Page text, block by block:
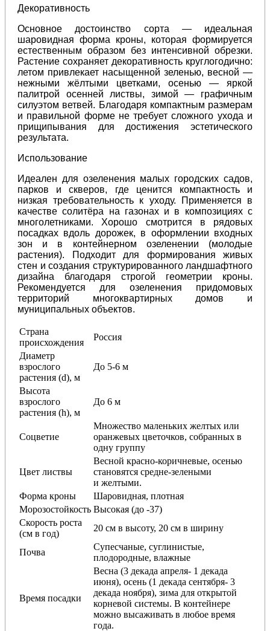
Декоративность
Основное достоинство сорта — идеальная
шаровидная форма кроны, которая формируется
естественным образом без интенсивной обрезки.
Растение сохраняет декоративность круглогодично:
летом привлекает насыщенной зеленью, весной —
нежными жёлтыми цветками, осенью — яркой
палитрой осенней листвы, зимой — графичным
силуэтом ветвей. Благодаря компактным размерам
и правильной форме не требует сложного ухода и
прищипывания для достижения эстетического
результата.
Использование
Идеален для озеленения малых городских садов,
парков и скверов, где ценится компактность и
низкая требовательность к уходу. Применяется в
качестве солитёра на газонах и в композициях с
многолетниками. Хорошо смотрится в рядовых
посадках вдоль дорожек, в оформлении входных
зон и в контейнерном озеленении (молодые
растения). Подходит для формирования живых
стен и создания структурированного ландшафтного
дизайна благодаря строгой геометрии кроны.
Рекомендуется для озеленения придомовых
территорий многоквартирных домов и
муниципальных объектов.
Страна
происхождения
Россия
Диаметр
взрослого
растения (d), м
До 5-6 м
Высота
взрослого
растения (h), м
До 6 м
Соцветие
Множество маленьких желтых или
оранжевых цветочков, собранных в
одну группу
Цвет листвы
Весной красно-коричневые, осенью
становятся средне-зелеными
и желтыми.
Форма кроны
Шаровидная, плотная
Морозостойкость Высокая (до -37)
Скорость роста
(см в год)
20 см в высоту, 20 см в ширину
Почва
Супесчаные, суглинистые,
плодородные, влажные
Время посадки
Весна (3 декада апреля- 1 декада
июня), осень (1 декада сентября- 3
декада ноября), зима для открытой
корневой системы. В контейнере
можно высаживать в любое время
года.